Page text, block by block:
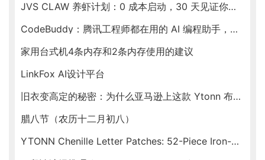
JVS CLAW 养虾计划：0 成本启动，30 天见证你的虾塘收益
CodeBuddy：腾讯工程师都在用的 AI 编程助手，新春福利送不停！
家用台式机4条内存和2条内存使用的建议
LinkFox AI设计平台
旧衣变高定的秘密：为什么亚马逊上这款 Ytonn 布贴让手工达人们人手一套？
腊八节（农历十二月初八）
YTONN Chenille Letter Patches: 52-Piece Iron-On Varsity Alphabet Set for DIY Clothing Customization